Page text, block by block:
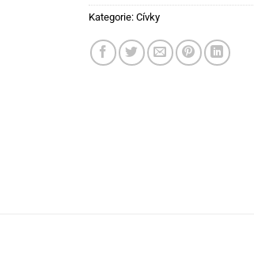
Kategorie: Cívky